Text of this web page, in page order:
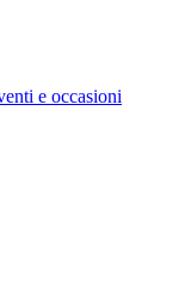
e occasioni